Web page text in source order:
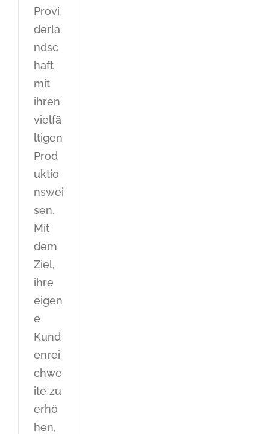
Provi
derla
ndsc
haft
mit
ihren
vielfä
ltigen
Prod
uktio
nswei
sen.
Mit
dem
Ziel,
ihre
eigen
e
Kund
enrei
chwe
ite zu
erhö
hen,